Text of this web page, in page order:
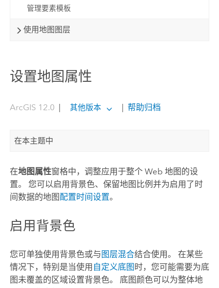
管理要素模板
使用地图图层
设置地图属性
ArcGIS 12.0 其他版本 帮助归档
在本主题中
在地图属性窗格中，调整应用于整个 Web 地图的设
置。 您可以启用背景色、保留地图比例并为启用了时
间数据的地图配置时间设置。
启用背景色
您可单独使用背景色或与 图层混合结合使用。 在某些
情况下，特别是当使用 自定义底图 时，您可能需要为底
图未覆盖的区域设置背景色。 底图颜色可以为整体地